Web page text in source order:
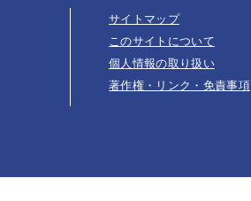
サイトマップ
このサイトについて
個人情報の取り扱い
著作権・リンク・免責事項